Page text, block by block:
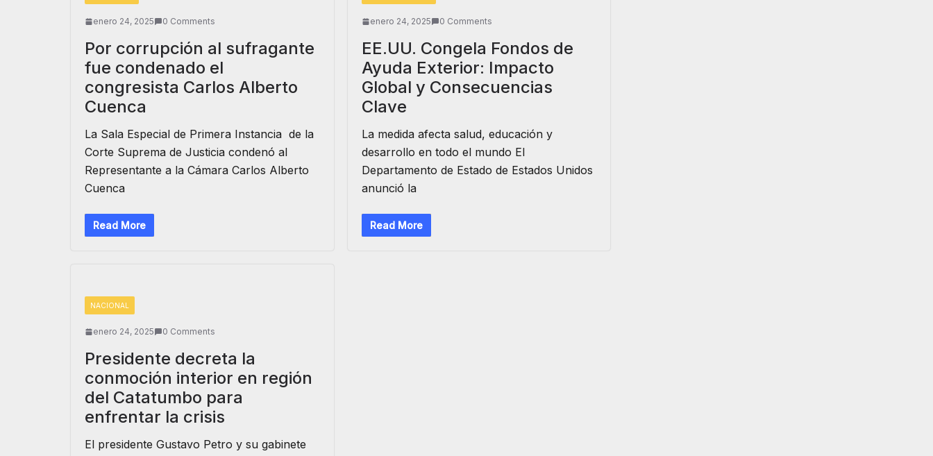
enero 24, 2025 0 Comments
Por corrupción al sufragante
fue condenado el
congresista Carlos Alberto
Cuenca
La Sala Especial de Primera Instancia de la
Corte Suprema de Justicia condenó al
Representante a la Cámara Carlos Alberto
Cuenca
Read More
enero 24, 2025 0 Comments
EE.UU. Congela Fondos de
Ayuda Exterior: Impacto
Global y Consecuencias
Clave
La medida afecta salud, educación y
desarrollo en todo el mundo El
Departamento de Estado de Estados Unidos
anunció la
Read More
NACIONAL
enero 24, 2025 0 Comments
Presidente decreta la
conmoción interior en región
del Catatumbo para
enfrentar la crisis
El presidente Gustavo Petro y su gabinete